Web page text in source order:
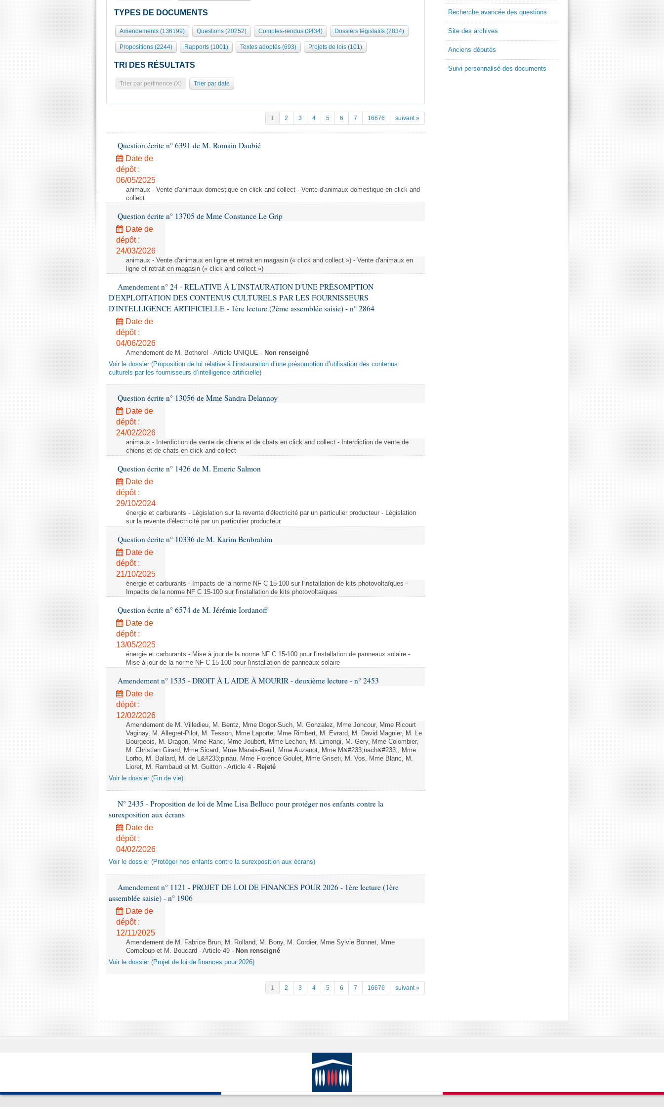
TYPES DE DOCUMENTS
Amendements (136199) Questions (20252) Comptes-rendus (3434) Dossiers législatifs (2834)
Propositions (2244) Rapports (1001) Textes adoptés (693) Projets de lois (101)
TRI DES RÉSULTATS
Trier par pertinence (X) Trier par date
1 2 3 4 5 6 7 16676 suivant »
Question écrite n° 6391 de M. Romain Daubié
Date de
dépôt :
06/05/2025
animaux - Vente d'animaux domestique en click and collect - Vente d'animaux domestique en click and
collect
Question écrite n° 13705 de Mme Constance Le Grip
Date de
dépôt :
24/03/2026
animaux - Vente d'animaux en ligne et retrait en magasin (« click and collect ») - Vente d'animaux en
ligne et retrait en magasin (« click and collect »)
Amendement n° 24 - RELATIVE À L'INSTAURATION D'UNE PRÉSOMPTION
D'EXPLOITATION DES CONTENUS CULTURELS PAR LES FOURNISSEURS
D'INTELLIGENCE ARTIFICIELLE - 1ère lecture (2ème assemblée saisie) - n° 2864
Date de
dépôt :
04/06/2026
Amendement de M. Bothorel - Article UNIQUE - Non renseigné
Voir le dossier (Proposition de loi relative à l’instauration d’une présomption d’utilisation des contenus
culturels par les fournisseurs d’intelligence artificielle)
Question écrite n° 13056 de Mme Sandra Delannoy
Date de
dépôt :
24/02/2026
animaux - Interdiction de vente de chiens et de chats en click and collect - Interdiction de vente de
chiens et de chats en click and collect
Question écrite n° 1426 de M. Emeric Salmon
Date de
dépôt :
29/10/2024
énergie et carburants - Législation sur la revente d'électricité par un particulier producteur - Législation
sur la revente d'électricité par un particulier producteur
Question écrite n° 10336 de M. Karim Benbrahim
Date de
dépôt :
21/10/2025
énergie et carburants - Impacts de la norme NF C 15-100 sur l'installation de kits photovoltaïques -
Impacts de la norme NF C 15-100 sur l'installation de kits photovoltaïques
Question écrite n° 6574 de M. Jérémie Iordanoff
Date de
dépôt :
13/05/2025
énergie et carburants - Mise à jour de la norme NF C 15-100 pour l'installation de panneaux solaire -
Mise à jour de la norme NF C 15-100 pour l'installation de panneaux solaire
Amendement n° 1535 - DROIT À L'AIDE À MOURIR - deuxième lecture - n° 2453
Date de
dépôt :
12/02/2026
Amendement de M. Villedieu, M. Bentz, Mme Dogor-Such, M. Gonzalez, Mme Joncour, Mme Ricourt
Vaginay, M. Allegret-Pilot, M. Tesson, Mme Laporte, Mme Rimbert, M. Evrard, M. David Magnier, M. Le
Bourgeois, M. Dragon, Mme Ranc, Mme Joubert, Mme Lechon, M. Limongi, M. Gery, Mme Colombier,
M. Christian Girard, Mme Sicard, Mme Marais-Beuil, Mme Auzanot, Mme M&#233;nach&#233;, Mme
Lorho, M. Ballard, M. de L&#233;pinau, Mme Florence Goulet, Mme Griseti, M. Vos, Mme Blanc, M.
Lioret, M. Rambaud et M. Guitton - Article 4 - Rejeté
Voir le dossier (Fin de vie)
N° 2435 - Proposition de loi de Mme Lisa Belluco pour protéger nos enfants contre la
surexposition aux écrans
Date de
dépôt :
04/02/2026
Voir le dossier (Protéger nos enfants contre la surexposition aux écrans)
Amendement n° 1121 - PROJET DE LOI DE FINANCES POUR 2026 - 1ère lecture (1ère
assemblée saisie) - n° 1906
Date de
dépôt :
12/11/2025
Amendement de M. Fabrice Brun, M. Rolland, M. Bony, M. Cordier, Mme Sylvie Bonnet, Mme
Corneloup et M. Boucard - Article 49 - Non renseigné
Voir le dossier (Projet de loi de finances pour 2026)
1 2 3 4 5 6 7 16676 suivant »
Recherche avancée des questions
Site des archives
Anciens députés
Suivi personnalisé des documents